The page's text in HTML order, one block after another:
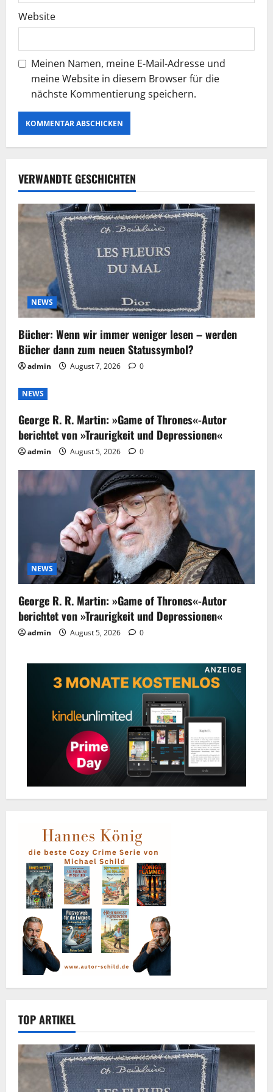
n
Website
Meinen Namen, meine E-Mail-Adresse und
meine Website in diesem Browser für die
nächste Kommentierung speichern.
VERWANDTE GESCHICHTEN
NEWS
Bücher: Wenn wir immer weniger lesen – werden
Bücher dann zum neuen Statussymbol?
admin August 7, 2026 0
NEWS
George R. R. Martin: »Game of Thrones«-Autor
berichtet von »Traurigkeit und Depressionen«
admin August 5, 2026 0
NEWS
George R. R. Martin: »Game of Thrones«-Autor
berichtet von »Traurigkeit und Depressionen«
admin August 5, 2026 0
TOP ARTIKEL